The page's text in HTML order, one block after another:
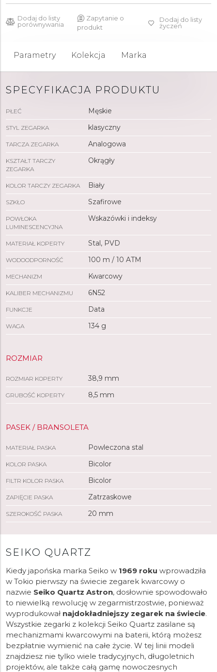
Dodaj do listy
porównywania
Zapytanie o
produkt
Dodaj do listy
życzeń
Parametry Kolekcja Marka
SPECYFIKACJA PRODUKTU
PŁEĆ Męskie
STYL ZEGARKA klasyczny
TARCZA ZEGARKA Analogowa
KSZTAŁT TARCZY
ZEGARKA
Okrągły
KOLOR TARCZY ZEGARKA Biały
SZKŁO Szafirowe
POWŁOKA
LUMINESCENCYJNA
Wskazówki i indeksy
MATERIAŁ KOPERTY Stal, PVD
WODOODPORNOŚĆ 100 m / 10 ATM
MECHANIZM Kwarcowy
KALIBER MECHANIZMU 6N52
FUNKCJE Data
WAGA 134 g
ROZMIAR
ROZMIAR KOPERTY 38,9 mm
GRUBOŚĆ KOPERTY 8,5 mm
PASEK / BRANSOLETA
MATERIAŁ PASKA Powleczona stal
KOLOR PASKA Bicolor
FILTR KOLOR PASKA Bicolor
ZAPIĘCIE PASKA Zatrzaskowe
SZEROKOŚĆ PASKA 20 mm
SEIKO QUARTZ
Kiedy japońska marka Seiko w 1969 roku wprowadziła
w Tokio pierwszy na świecie zegarek kwarcowy o
nazwie Seiko Quartz Astron, dosłownie spowodowało
to niewielką rewolucję w zegarmistrzostwie, ponieważ
wyprodukował najdokładniejszy zegarek na świecie.
Wszystkie zegarki z kolekcji Seiko Quartz zasilane są
mechanizmami kwarcowymi na baterii, którą możesz
bezpłatnie wymienić na całe życie. W tej linii modeli
znajdziesz nie tylko wiele tradycyjnych, długoletnich
projektów, ale także całą gamę nowoczesnych